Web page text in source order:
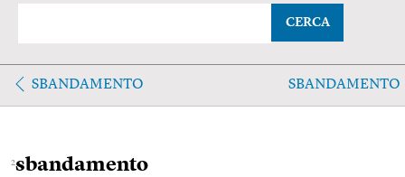
CERCA
SBANDAMENTO SBANDAMENTO
2sbandamento